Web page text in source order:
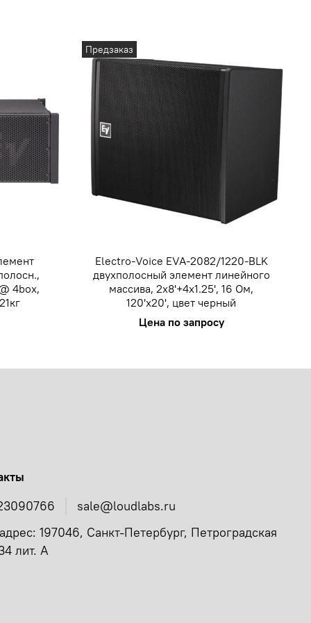
4box,
Предзаказ
Electro-Voice EVA-2082/1220-BLK
двухполосный элемент линейного
массива, 2x8'+4x1.25', 16 Ом,
120'x20', цвет черный
Цена по запросу
sale@loudlabs.ru
197046, Санкт-Петербург, Петроградская
лит. А